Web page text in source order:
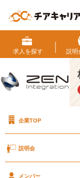
求人を探す 説明
企業TOP
説明会
メンバー